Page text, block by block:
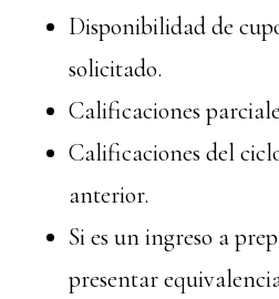
Disponibilidad de
solicitado.
Calificaciones
Calificaciones del
anterior.
Si es un ingreso a
presentar